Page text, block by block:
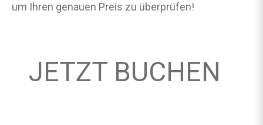
um Ihren genauen Preis zu überprüfen!
JETZT BUCHEN